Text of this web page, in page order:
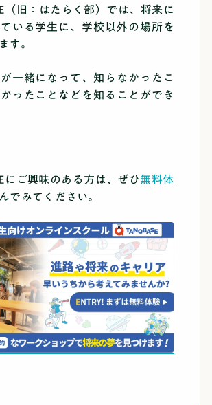
（旧：はたらく部）では、将来に
いる学生に、学校以外の場所を
す。
一緒になって、知らなかったこ
ったことなどを知ることができ
にご興味のある方は、ぜひ無料体
でみてください。